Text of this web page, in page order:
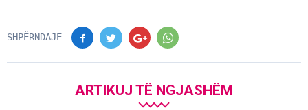
SHPËRNDAJE
ARTIKUJ TË NGJASHËM